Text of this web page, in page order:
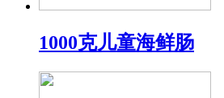
1000克儿童海鲜肠